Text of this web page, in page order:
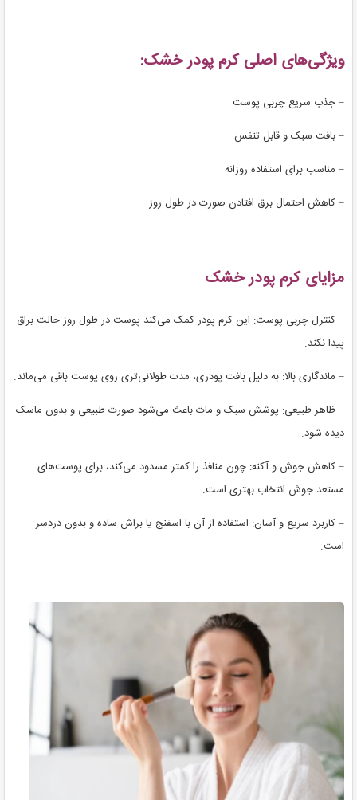
ویژگی‌های اصلی کرم پودر خشک:
– جذب سریع چربی پوست
– بافت سبک و قابل تنفس
– مناسب برای استفاده روزانه
– کاهش احتمال برق افتادن صورت در طول روز
مزایای کرم پودر خشک
– کنترل چربی پوست: این کرم پودر کمک می‌کند پوست در طول روز حالت براق
پیدا نکند.
– ماندگاری بالا: به دلیل بافت پودری، مدت طولانی‌تری روی پوست باقی می‌ماند.
– ظاهر طبیعی: پوشش سبک و مات باعث می‌شود صورت طبیعی و بدون ماسک
دیده شود.
– کاهش جوش و آکنه: چون منافذ را کمتر مسدود می‌کند، برای پوست‌های
مستعد جوش انتخاب بهتری است.
– کاربرد سریع و آسان: استفاده از آن با اسفنج یا براش ساده و بدون دردسر
است.